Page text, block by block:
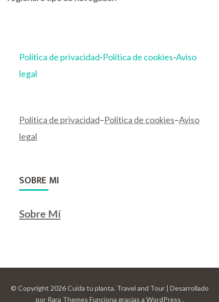
Política de privacidad-Política de cookies-Aviso
legal
Política de privacidad–Política de cookies–Aviso
legal
SOBRE MI
Sobre Mí
© Copyright 2026Cuida tu planta. Travel and Tour | Desarrollado
por Rara Themes Funciona gracias a WordPress .